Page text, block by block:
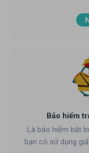
Bảo hiểm
Là bảo hiểm bắt
bạn có sử dụng